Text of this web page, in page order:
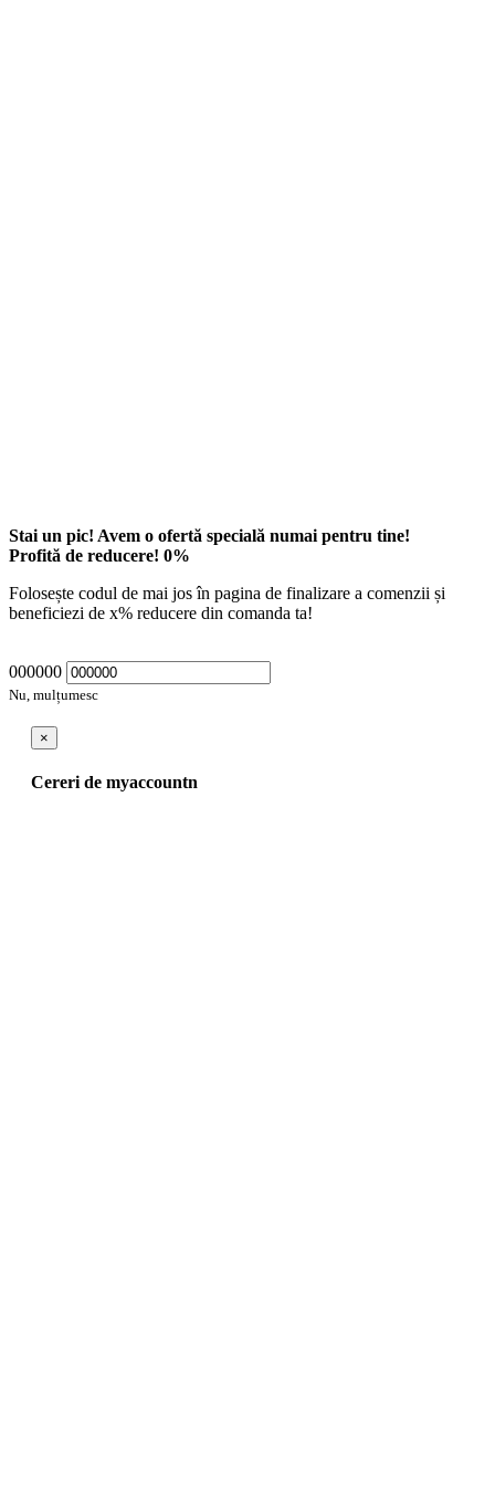
Stai un pic! Avem o ofertă specială numai pentru tine!
Profită de reducere! 0%
Folosește codul de mai jos în pagina de finalizare a comenzii și
beneficiezi de x% reducere din comanda ta!
000000
Nu, mulțumesc
×
Cereri de myaccountn